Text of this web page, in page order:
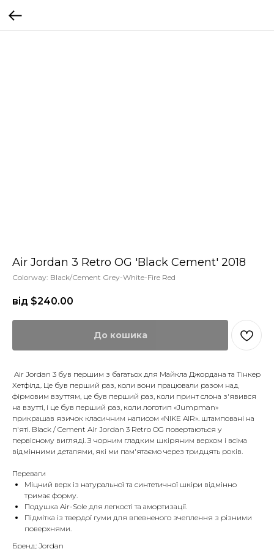
Air Jordan 3 Retro OG 'Black Cement' 2018
Colorway: Black/Cement Grey-White-Fire Red
від $240.00
До кошика
Air Jordan 3 був першим з багатьох для Майкла Джордана та Тінкер
Хетфілд. Це був перший раз, коли вони працювали разом над
фірмовим взуттям, це був перший раз, коли принт слона з'явився
на взутті, і це був перший раз, коли логотип «Jumpman»
прикрашав язичок класичним написом «NIKE AIR». штамповані на
п'яті. Black / Cement Air Jordan 3 Retro OG повертаються у
первісному вигляді. З чорним гладким шкіряним верхом і всіма
відмінними деталями, які ми пам'ятаємо через тридцять років.
Переваги
Міцний верх із натуральної та синтетичної шкіри відмінно
тримає форму.
Подушка Air-Sole для легкості та амортизації.
Підмітка із твердої гуми для впевненого зчеплення з різними
поверхнями.
Бренд: Jordan